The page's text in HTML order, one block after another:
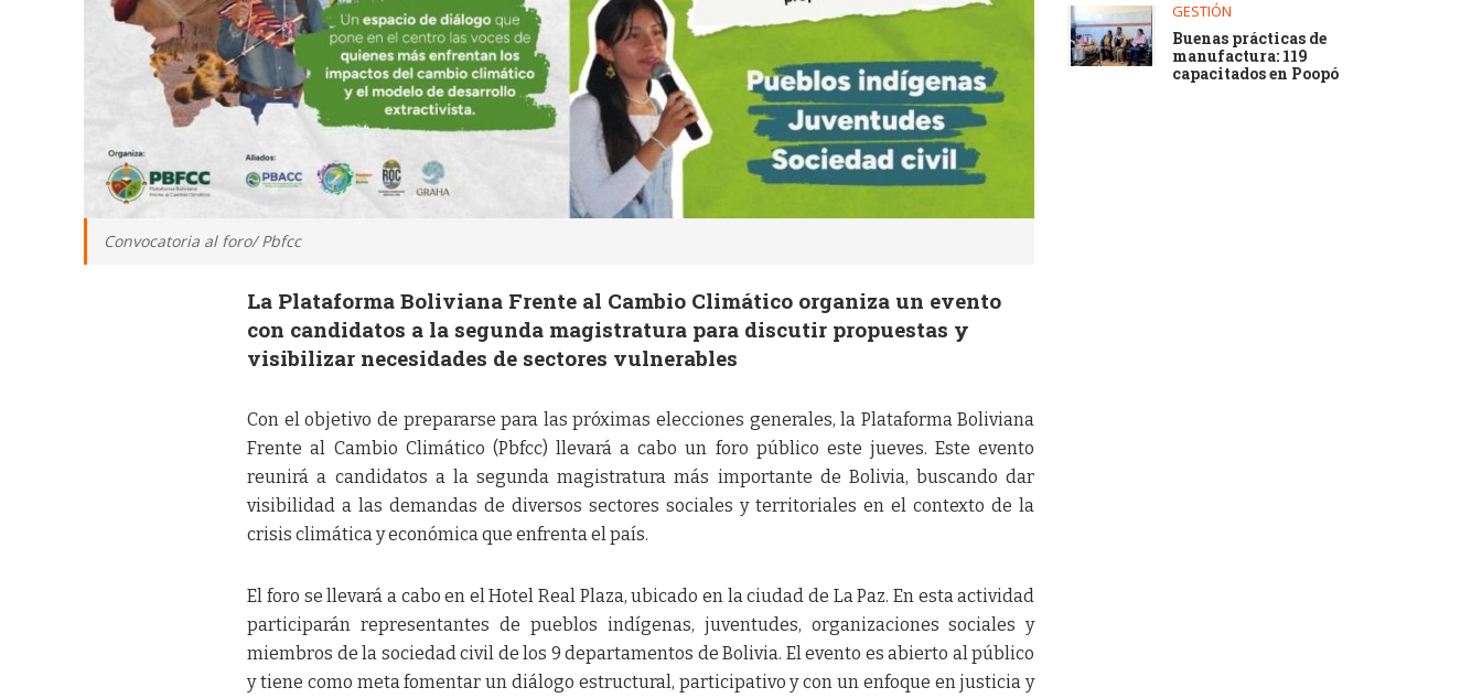
Convocatoria al foro/ Pbfcc
La Plataforma Boliviana Frente al Cambio Climático organiza un evento
con candidatos a la segunda magistratura para discutir propuestas y
visibilizar necesidades de sectores vulnerables
Con el objetivo de prepararse para las próximas elecciones generales, la Plataforma Boliviana
Frente al Cambio Climático (Pbfcc) llevará a cabo un foro público este jueves. Este evento
reunirá a candidatos a la segunda magistratura más importante de Bolivia, buscando dar
visibilidad a las demandas de diversos sectores sociales y territoriales en el contexto de la
crisis climática y económica que enfrenta el país.
El foro se llevará a cabo en el Hotel Real Plaza, ubicado en la ciudad de La Paz. En esta actividad
participarán representantes de pueblos indígenas, juventudes, organizaciones sociales y
miembros de la sociedad civil de los 9 departamentos de Bolivia. El evento es abierto al público
y tiene como meta fomentar un diálogo estructural, participativo y con un enfoque en justicia y
GESTIÓN
Buenas prácticas de
manufactura: 119
capacitados en Poopó